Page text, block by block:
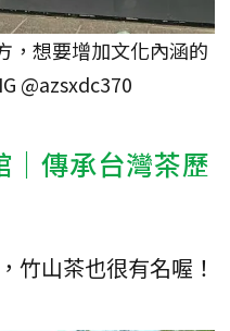
，想要增加文化內涵的
@azsxdc370
傳承台灣茶歷
竹山茶也很有名喔！